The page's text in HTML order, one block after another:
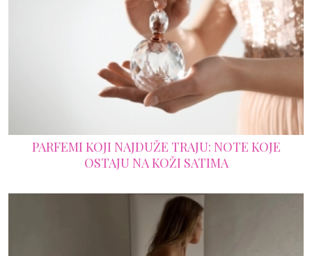
PARFEMI KOJI NAJDUŽE TRAJU: NOTE KOJE
OSTAJU NA KOŽI SATIMA